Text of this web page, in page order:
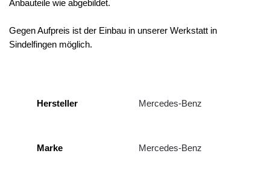
Anbauteile wie abgebildet.
Gegen Aufpreis ist der Einbau in unserer Werkstatt in
Sindelfingen möglich.
Hersteller Mercedes-Benz
Marke Mercedes-Benz